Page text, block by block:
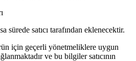
sürede satıcı tarafından eklenecektir.
için geçerli yönetmeliklere uygun
ve bu bilgiler satıcının